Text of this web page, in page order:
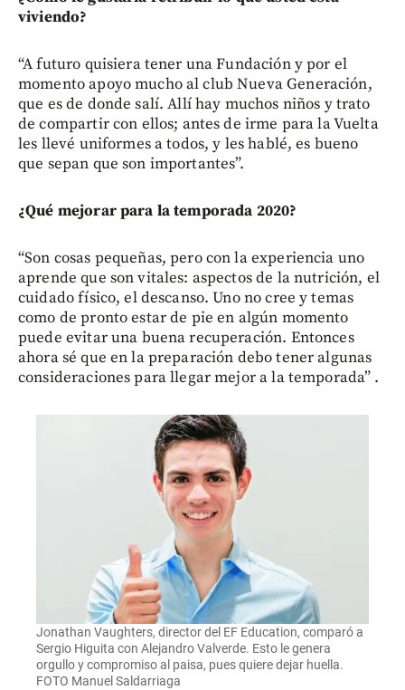
viviendo?
“A futuro quisiera tener una Fundación y por el
momento apoyo mucho al club Nueva Generación,
que es de donde salí. Allí hay muchos niños y trato
de compartir con ellos; antes de irme para la Vuelta
les llevé uniformes a todos, y les hablé, es bueno
que sepan que son importantes”.
¿Qué mejorar para la temporada 2020?
“Son cosas pequeñas, pero con la experiencia uno
aprende que son vitales: aspectos de la nutrición, el
cuidado físico, el descanso. Uno no cree y temas
como de pronto estar de pie en algún momento
puede evitar una buena recuperación. Entonces
ahora sé que en la preparación debo tener algunas
consideraciones para llegar mejor a la temporada” .
Jonathan Vaughters, director del EF Education, comparó a
Sergio Higuita con Alejandro Valverde. Esto le genera
orgullo y compromiso al paisa, pues quiere dejar huella.
FOTO Manuel Saldarriaga